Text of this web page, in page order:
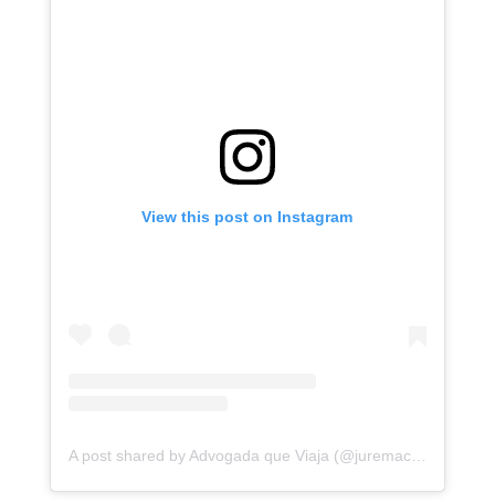
View this post on Instagram
A post shared by Advogada que Viaja (@juremacintra)